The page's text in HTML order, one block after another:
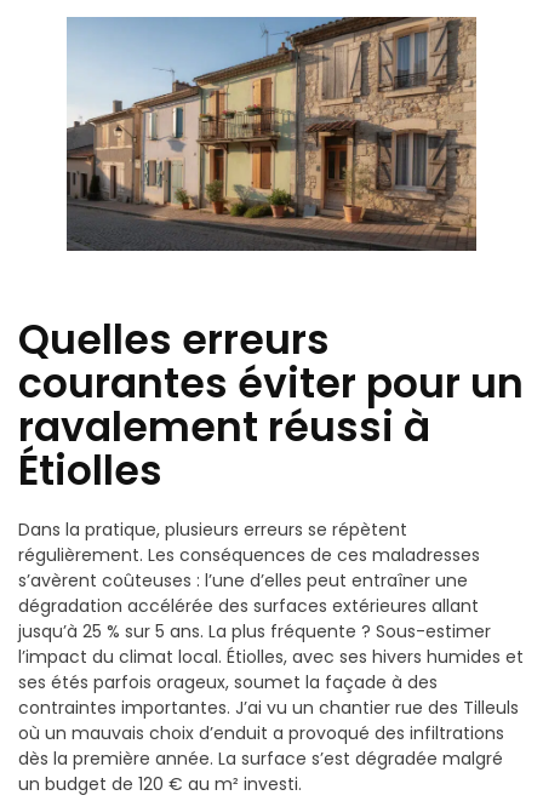
Quelles erreurs
courantes éviter pour un
ravalement réussi à
Étiolles
Dans la pratique, plusieurs erreurs se répètent
régulièrement. Les conséquences de ces maladresses
s’avèrent coûteuses : l’une d’elles peut entraîner une
dégradation accélérée des surfaces extérieures allant
jusqu’à 25 % sur 5 ans. La plus fréquente ? Sous-estimer
l’impact du climat local. Étiolles, avec ses hivers humides et
ses étés parfois orageux, soumet la façade à des
contraintes importantes. J’ai vu un chantier rue des Tilleuls
où un mauvais choix d’enduit a provoqué des infiltrations
dès la première année. La surface s’est dégradée malgré
un budget de 120 € au m² investi.